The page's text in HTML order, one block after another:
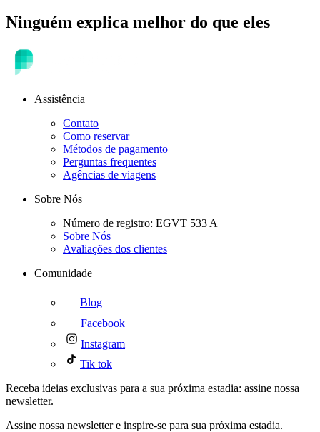
Ninguém explica melhor do que eles
Assistência
Contato
Como reservar
Métodos de pagamento
Perguntas frequentes
Agências de viagens
Sobre Nós
Número de registro: EGVT 533 A
Sobre Nós
Avaliações dos clientes
Comunidade
Blog
Facebook
Instagram
Tik tok
Receba ideias exclusivas para a sua próxima estadia: assine nossa
newsletter.
Assine nossa newsletter e inspire-se para sua próxima estadia.